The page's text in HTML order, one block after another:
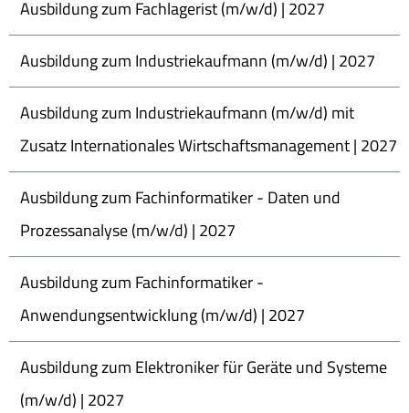
Ausbildung zum Fachlagerist (m/w/d) | 2027
Ausbildung zum Industriekaufmann (m/w/d) | 2027
Ausbildung zum Industriekaufmann (m/w/d) mit
Zusatz Internationales Wirtschaftsmanagement | 2027
Ausbildung zum Fachinformatiker - Daten und
Prozessanalyse (m/w/d) | 2027
Ausbildung zum Fachinformatiker -
Anwendungsentwicklung (m/w/d) | 2027
Ausbildung zum Elektroniker für Geräte und Systeme
(m/w/d) | 2027